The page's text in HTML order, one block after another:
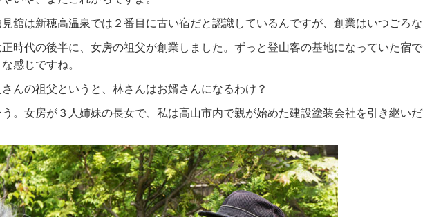
舘は新穂高温泉では２番目に古い宿だと認識しているんですが、創業はいつごろ
時代の後半に、女房の祖父が創業しました。ずっと登山客の基地になっていた宿
感じですね。
んの祖父というと、林さんはお婿さんになるわけ？
。女房が３人姉妹の長女で、私は高山市内で親が始めた建設塗装会社を引き継い